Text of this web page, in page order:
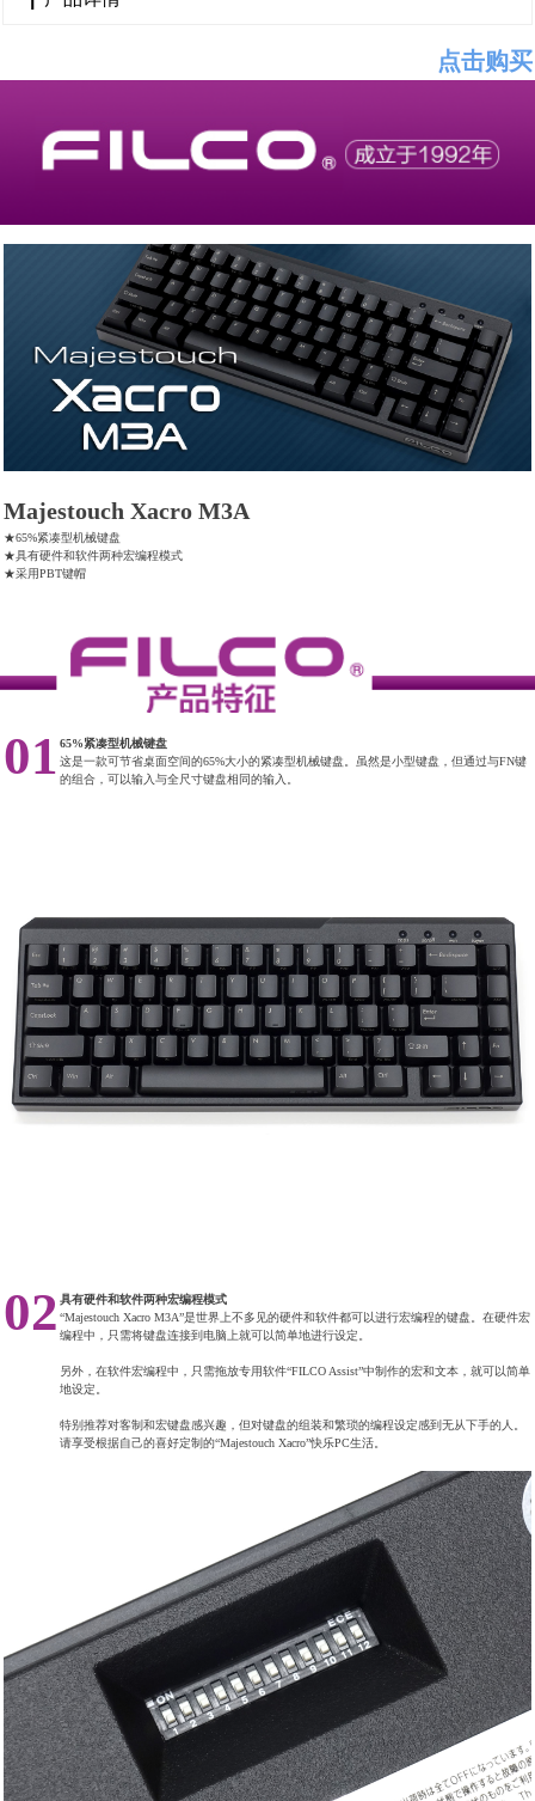
点击购买
Majestouch Xacro M3A
★65%紧凑型机械键盘
★具有硬件和软件两种宏编程模式
★采用PBT键帽
01 65%紧凑型机械键盘
这是一款可节省桌面空间的65%大小的紧凑型机械键盘。虽然是小型键盘，但通过与FN键
的组合，可以输入与全尺寸键盘相同的输入。
02 具有硬件和软件两种宏编程模式
“Majestouch Xacro M3A”是世界上不多见的硬件和软件都可以进行宏编程的键盘。在硬件宏
编程中，只需将键盘连接到电脑上就可以简单地进行设定。
另外，在软件宏编程中，只需拖放专用软件“FILCO Assist”中制作的宏和文本，就可以简单
地设定。
特别推荐对客制和宏键盘感兴趣，但对键盘的组装和繁琐的编程设定感到无从下手的人。
请享受根据自己的喜好定制的“Majestouch Xacro”快乐PC生活。